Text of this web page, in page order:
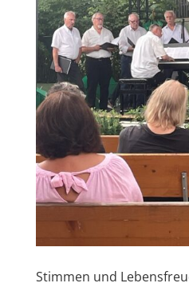
Stimmen und